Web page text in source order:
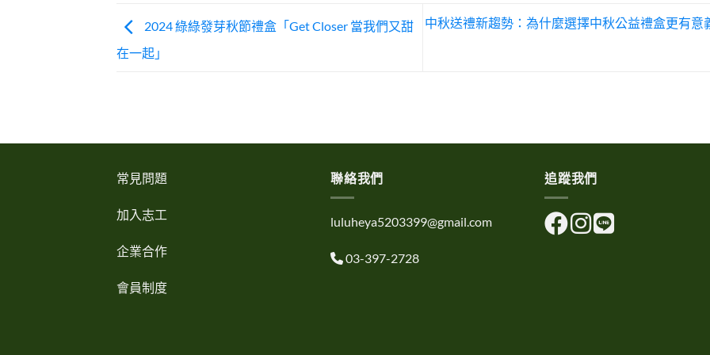
2024 綠綠發芽秋節禮盒「Get Closer 當我們又甜
在一起」
中秋送禮新趨勢：為什麼選擇中秋公益禮盒更有意
常見問題
加入志工
企業合作
會員制度
聯絡我們
luluheya5203399@gmail.com
03-397-2728
追蹤我們